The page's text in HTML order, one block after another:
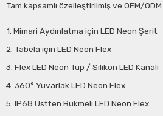
Tam kapsamlı özelleştirilmiş ve OEM/
1. Mimari Aydınlatma için LED Neon Şerit
2. Tabela için LED Neon Flex
3. Flex LED Neon Tüp / Silikon LED Kanalı
4. 360° Yuvarlak LED Neon Flex
5. IP68 Üstten Bükmeli LED Neon Flex